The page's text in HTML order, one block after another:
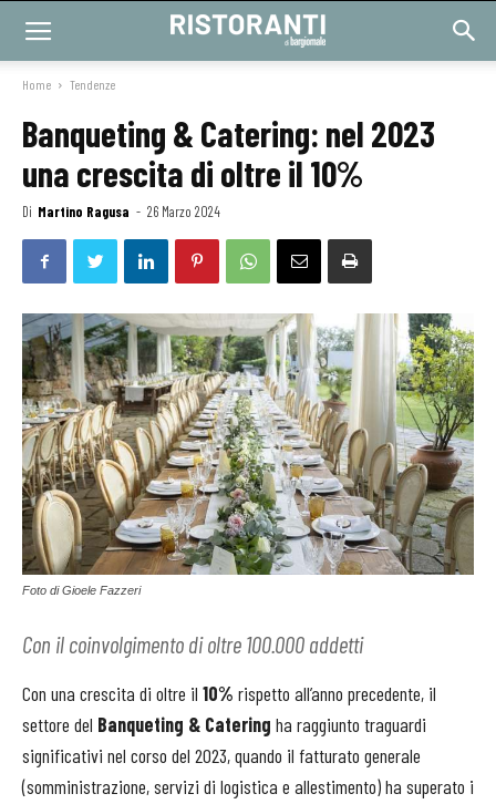
Home Tendenze
Banqueting & Catering: nel 2023
una crescita di oltre il 10%
Di Martino Ragusa - 26 Marzo 2024
Foto di Gioele Fazzeri
Con il coinvolgimento di oltre 100.000 addetti
Con una crescita di oltre il 10% rispetto all’anno precedente, il
settore del Banqueting & Catering ha raggiunto traguardi
significativi nel corso del 2023, quando il fatturato generale
(somministrazione, servizi di logistica e allestimento) ha superato i